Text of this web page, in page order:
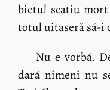
bietul scatiu
totul uitaseră să-i
Nu e vorbă.
dară nimeni nu